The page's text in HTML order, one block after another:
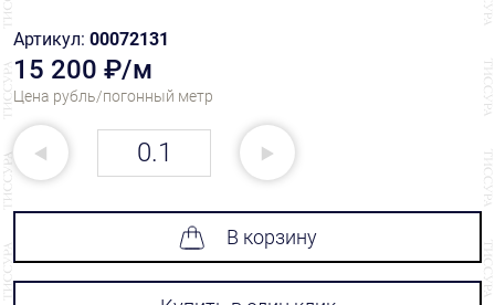
Артикул: 00072131
15 200 ₽/м
Цена рубль/погонный метр
В корзину